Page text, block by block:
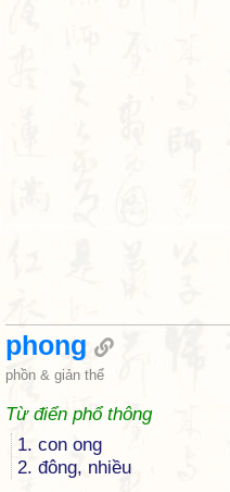
phong
phồn & giản thể
Từ điển phổ thông
1. con ong
2. đông, nhiều